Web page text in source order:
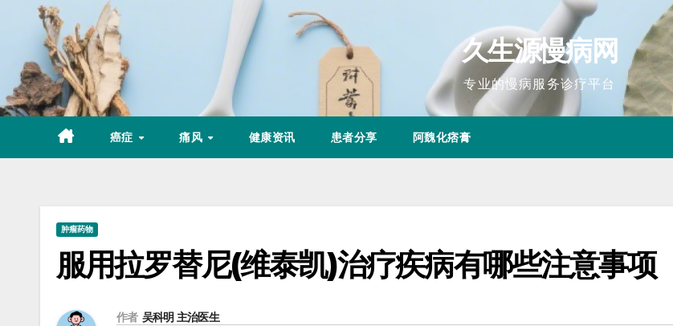
content
久生源慢病网
专业的慢病服务诊疗平台
癌症 痛风 健康资讯 患者分享 阿魏化痞膏
肿瘤药物
服用拉罗替尼(维泰凯)治疗疾病有哪些注意事项
作者 吴科明 主治医生